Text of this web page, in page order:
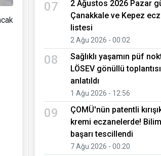
07
2 Ağustos 2026 Pazar
Çanakkale ve Kepez
listesi
2 Ağu 2026 - 00:02
08
Sağlıklı yaşamın püf
LÖSEV gönüllü
anlatıldı
1 Ağu 2026 - 12:56
09
ÇOMÜ'nün patentli
kremi eczanelerde!
başarı tescillendi
7 Ağu 2026 - 00:20